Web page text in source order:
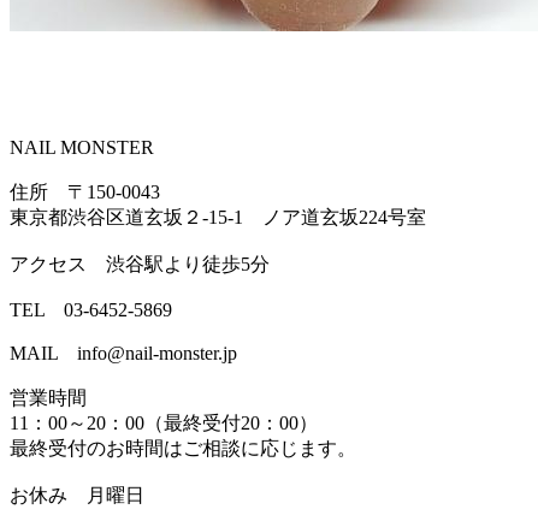
NAIL MONSTER
住所 〒150-0043
東京都渋谷区道玄坂２-15-1 ノア道玄坂224号室
アクセス 渋谷駅より徒歩5分
TEL 03-6452-5869
MAIL info@nail-monster.jp
営業時間
11：00～20：00（最終受付20：00）
最終受付のお時間はご相談に応じます。
お休み 月曜日